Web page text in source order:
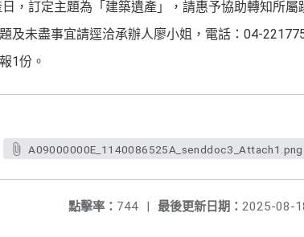
，訂定主題為「建築遺產」，請惠予協助轉知所屬
及未盡事宜請逕洽承辦人廖小姐，電話：04-
1份。
A09000000E_1140086525A_senddoc3_Attach1.png
最後更新日期： 2025-08-
點擊率： 744 |